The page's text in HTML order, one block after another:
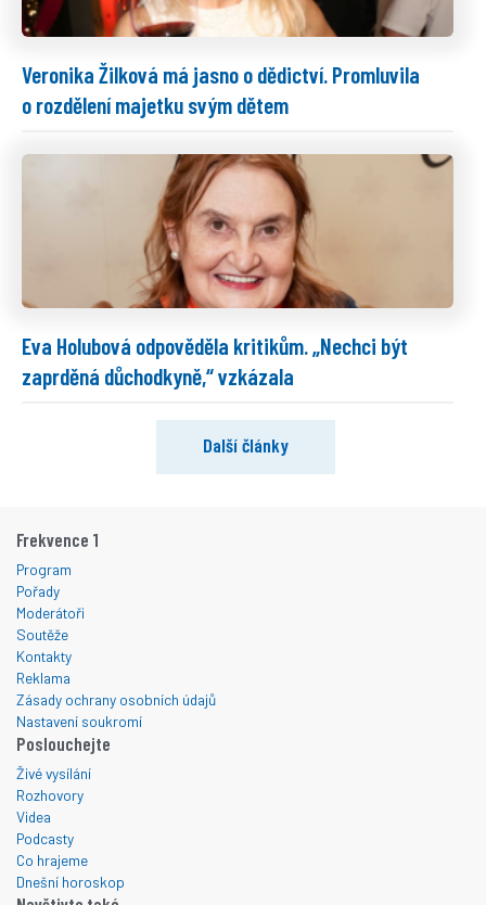
Veronika Žilková má jasno o dědictví. Promluvila
o rozdělení majetku svým dětem
Eva Holubová odpověděla kritikům. „Nechci být
zaprděná důchodkyně,“ vzkázala
Další články
Frekvence 1
Program
Pořady
Moderátoři
Soutěže
Kontakty
Reklama
Zásady ochrany osobních údajů
Nastavení soukromí
Poslouchejte
Živé vysílání
Rozhovory
Videa
Podcasty
Co hrajeme
Dnešní horoskop